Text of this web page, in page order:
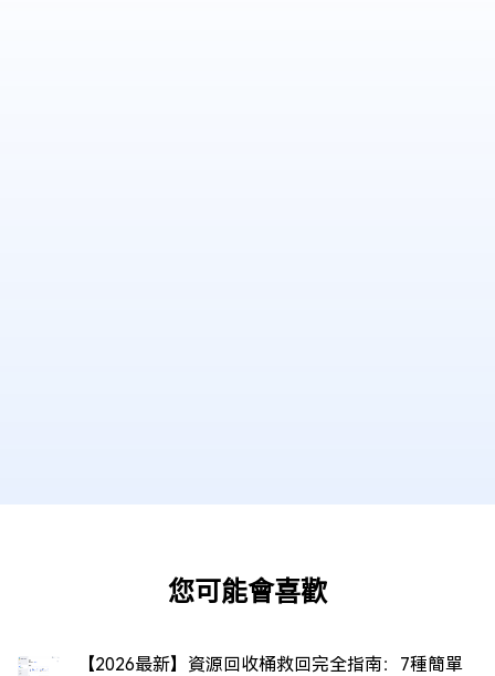
您可能會喜歡
【2026最新】資源回收桶救回完全指南：7種簡單